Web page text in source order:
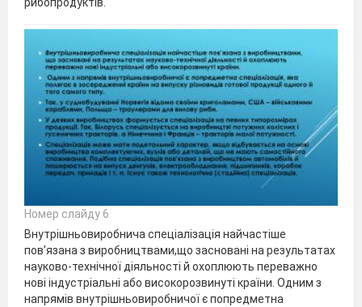
Номер слайду 6
Внутрішньовиробнича спеціалізація найчастіше
пов’язана з виробництвами,що засновані на результатах
науково-технічної діяльності й охоплюють переважно
нові індустріальні або високорозвинуті країни. Одним з
напрямів внутрішньовиробничої є попредметна